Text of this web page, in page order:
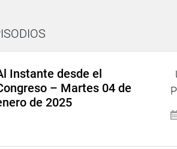
Instante desde el
– Martes 04 de
de 2025